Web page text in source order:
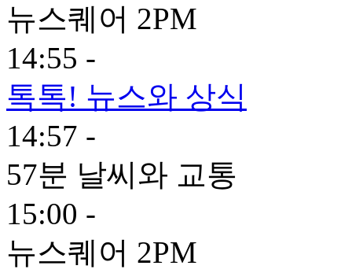
뉴스퀘어 2PM
14:55 -
톡톡! 뉴스와 상식
14:57 -
57분 날씨와 교통
15:00 -
뉴스퀘어 2PM